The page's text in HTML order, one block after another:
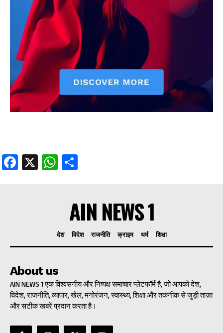
Facebook
X WhatsApp
Share
Facebook
X WhatsApp
AIN NEWS 1
देश विदेश राजनीति क्राइम धर्म शिक्षा
About us
AIN NEWS 1 एक विश्वसनीय और निष्पक्ष समाचार प्लेटफॉर्म है, जो आपको देश,
विदेश, राजनीति, व्यापार, खेल, मनोरंजन, स्वास्थ्य, शिक्षा और तकनीक से जुड़ी ताज़ा
और सटीक खबरें प्रदान करता है।